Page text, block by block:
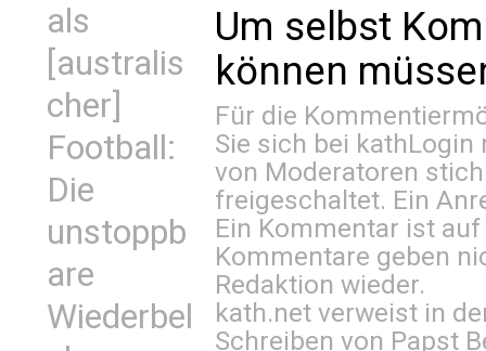
als
[australis
cher]
Football:
Die
unstoppb
are
Wiederbel
Um selbst
können
Für die
Sie sich bei kathLogin
von Moderatoren
freigeschaltet. Ein
Ein Kommentar ist
Kommentare geben
Redaktion wieder.
kath.net verweist in
Schreiben von Papst